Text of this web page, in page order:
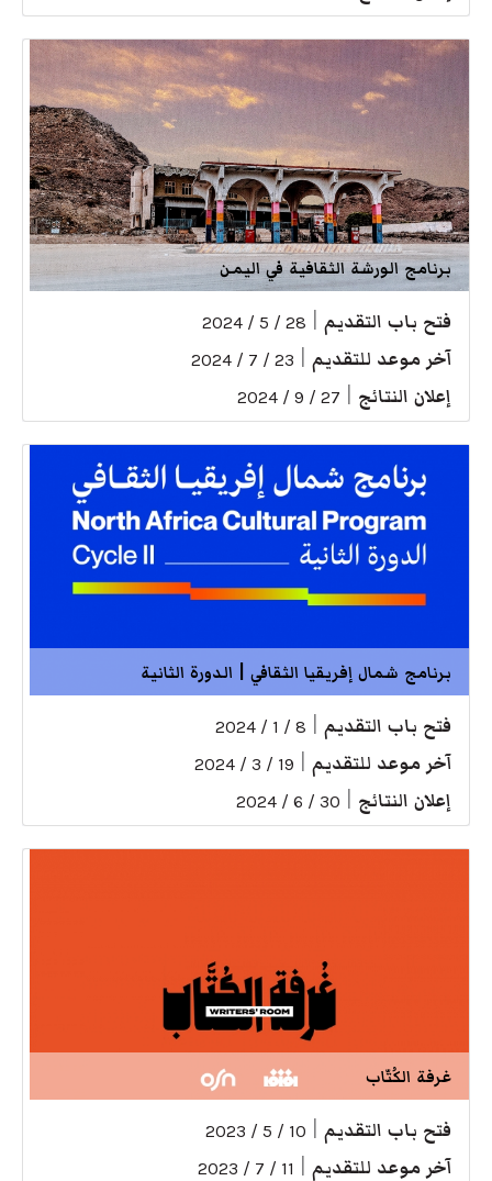
برنامج الورشة الثقافية في اليمن
فتح باب التقديم 28 / 5 / 2024
آخر موعد للتقديم 23 / 7 / 2024
إعلان النتائج 27 / 9 / 2024
برنامج شمال إفريقيا الثقافي | الدورة الثانية
فتح باب التقديم 8 / 1 / 2024
آخر موعد للتقديم 19 / 3 / 2024
إعلان النتائج 30 / 6 / 2024
غرفة الكُتّاب
فتح باب التقديم 10 / 5 / 2023
آخر موعد للتقديم 11 / 7 / 2023